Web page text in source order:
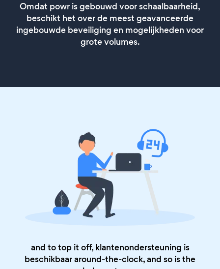
Omdat powr is gebouwd voor schaalbaarheid,
beschikt het over de meest geavanceerde
ingebouwde beveiliging en mogelijkheden voor
grote volumes.
and to top it off, klantenondersteuning is
beschikbaar around-the-clock, and so is the